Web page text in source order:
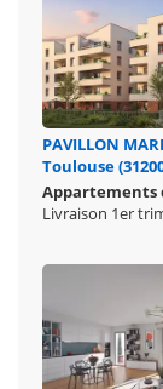
PAVILLON
Toulouse
Appartements
Livraison 1er